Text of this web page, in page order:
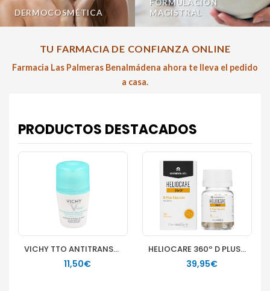
DERMOCOSMÉTICA
FORMULACIÓN
MAGISTRAL
TU FARMACIA DE CONFIANZA ONLINE
Farmacia Las Palmeras Benalmádena ahora te lleva el pedido
a casa.